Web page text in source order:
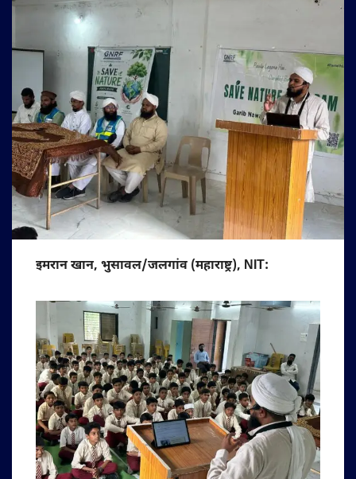
इमरान खान, भुसावल/जलगांव (महाराष्ट्र), NIT: